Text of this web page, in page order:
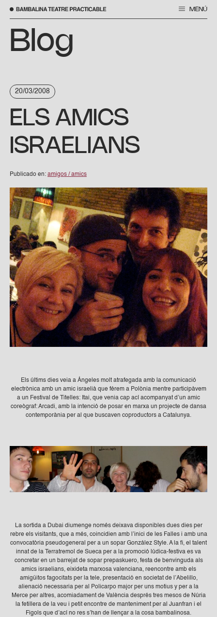
Saltar
contenido
MENÚ
Blog
20/03/2008
ELS AMICS
ISRAELIANS
Publicado en: amigos / amics
Els últims dies veia a Ángeles molt atrafegada amb la comunicació
electrònica amb un amic israelià que férem a Polònia mentre participàvem
a un Festival de Titelles: Itai, que venia cap ací acompanyat d’un amic
coreògraf: Arcadi, amb la intenció de posar en marxa un projecte de dansa
contemporània per al que buscaven coproductors a Catalunya.
La sortida a Dubai diumenge només deixava disponibles dues dies per
rebre els visitants, que a més, coincidien amb l’inici de les Falles i amb una
convocatòria pseudogeneral per a un sopar González Style. A la fi, el talent
innat de la Terratremol de Sueca per a la promoció lúdica-festiva es va
concretar en un barrejat de sopar prepaskuero, festa de benvinguda als
amics israelians, eixideta marxosa valenciana, reencontre amb els
amigüitos fagocitats per la tele, presentació en societat de l’Abelillo,
alienació necessaria per al Policarpo major per uns motius y per a la
Merce per altres, acomiadament de València després tres mesos de Núria
la fetillera de la veu i petit encontre de manteniment per al Juanfran i el
Figols que d’ací no res s’han de llençar a la cosa bambalinosa.